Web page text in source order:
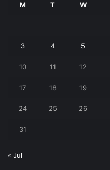
M T W
3 4 5
10 11 12
17 18 19
24 25 26
31
« Jul